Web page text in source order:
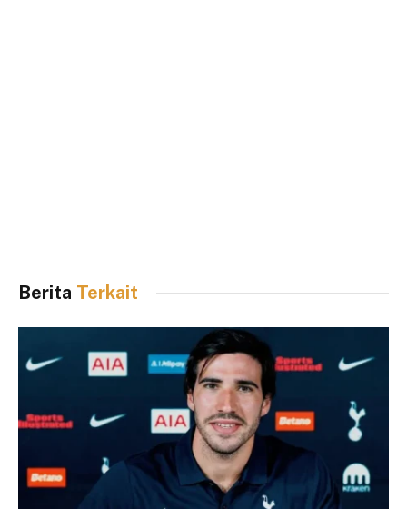
Berita Terkait